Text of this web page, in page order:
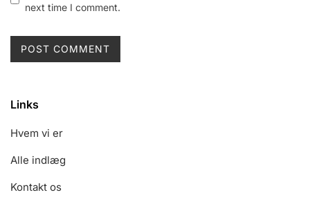
next time I comment.
Links
Hvem vi er
Alle indlæg
Kontakt os